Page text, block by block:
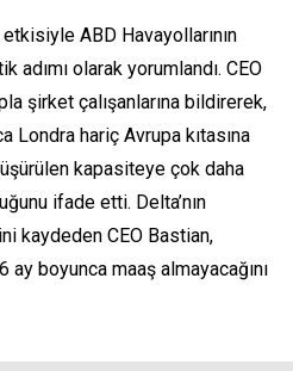
etkisiyle ABD Havayollarının
adımı olarak yorumlandı. CEO
şirket çalışanlarına bildirerek,
Londra hariç Avrupa kıtasına
kapasiteye çok daha
ifade etti. Delta’nın
kaydeden CEO Bastian,
boyunca maaş almayacağını